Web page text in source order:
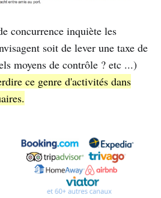
concurrence inquiète les
soit de lever une taxe de
moyens de contrôle ? etc ...)
ce genre d'activités dans